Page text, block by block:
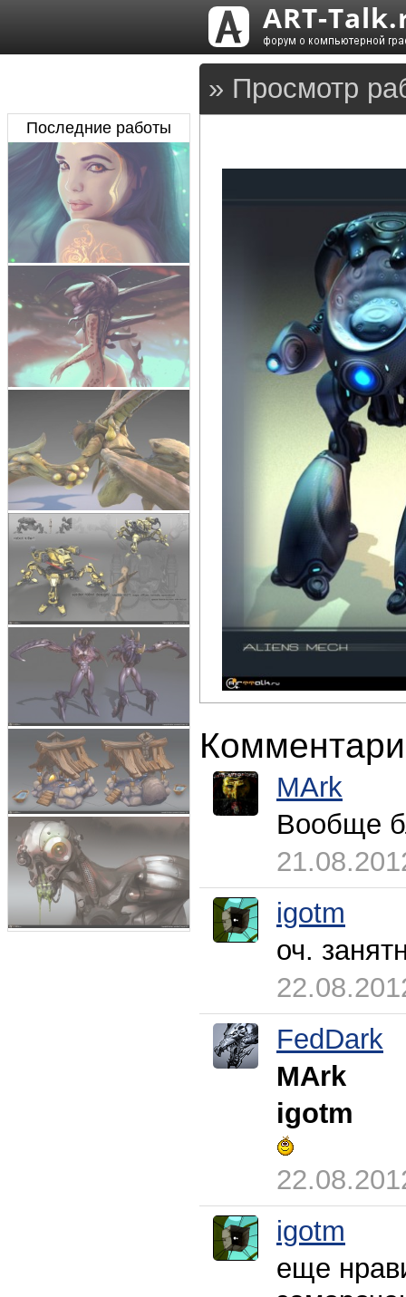
» Просмотр
MArk
Вообще
igotm
оч.
FedDark
MArk
igotm
igotm
еще
Последние работы